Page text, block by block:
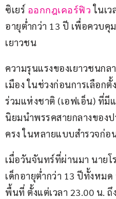
ซิเยร์ ออกกฎเคอร์ฟิว ในเ
อายุต่ำกว่า 13 ปี เพื่อควบคุ
เยาวชน
ความรุนแรงของเยาวชนก
เมือง ในช่วงก่อนการเลือก
ร่วมแห่งชาติ (เอฟเอ็น) ที่มี
นิยมนำพรรคสายกลางของ
ครง ในหลายแบบสำรวจก่อ
เมื่อวันจันทร์ที่ผ่านมา นายโ
เด็กอายุต่ำกว่า 13 ปีทั้งหม
พื้นที่ ตั้งแต่เวลา 23.00 น.